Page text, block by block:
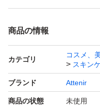
※簡易梱包での発送とな
※潰れ等に不安がある場
能です。ご購入前にコ
だきます。
商品の情報
カテゴリ
コスメ、
スキン
ブランド Attenir
商品の状態 未使用